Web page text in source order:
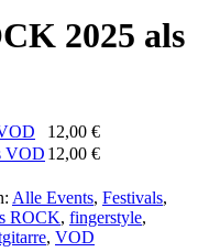
2025 als
12,00 €
VOD 12,00 €
Alle Events, Festivals,
ROCK, fingerstyle,
, VOD